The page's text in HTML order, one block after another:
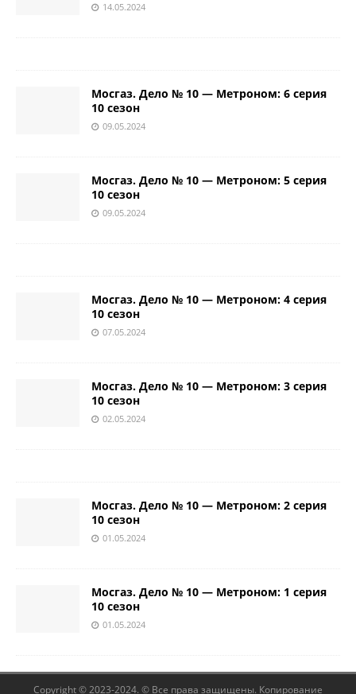
14.05.2024
Мосгаз. Дело № 10 — Метроном: 6 серия
10 сезон
09.05.2024
Мосгаз. Дело № 10 — Метроном: 5 серия
10 сезон
09.05.2024
Мосгаз. Дело № 10 — Метроном: 4 серия
10 сезон
07.05.2024
Мосгаз. Дело № 10 — Метроном: 3 серия
10 сезон
02.05.2024
Мосгаз. Дело № 10 — Метроном: 2 серия
10 сезон
01.05.2024
Мосгаз. Дело № 10 — Метроном: 1 серия
10 сезон
01.05.2024
Copyright © 2023-2024. © Все права защищены. Копирование